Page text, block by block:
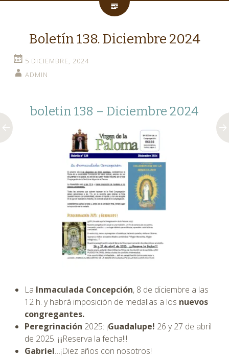
Boletín 138. Diciembre 2024
5 DICIEMBRE, 2024
ADMIN
boletin 138 – Diciembre 2024
La Inmaculada Concepción, 8 de diciembre a las
12 h. y habrá imposición de medallas a los nuevos
congregantes.
Peregrinación 2025: ¡Guadalupe! 26 y 27 de abril
de 2025. ¡¡¡Reserva la fecha!!!
Gabriel…¡Diez años con nosotros!